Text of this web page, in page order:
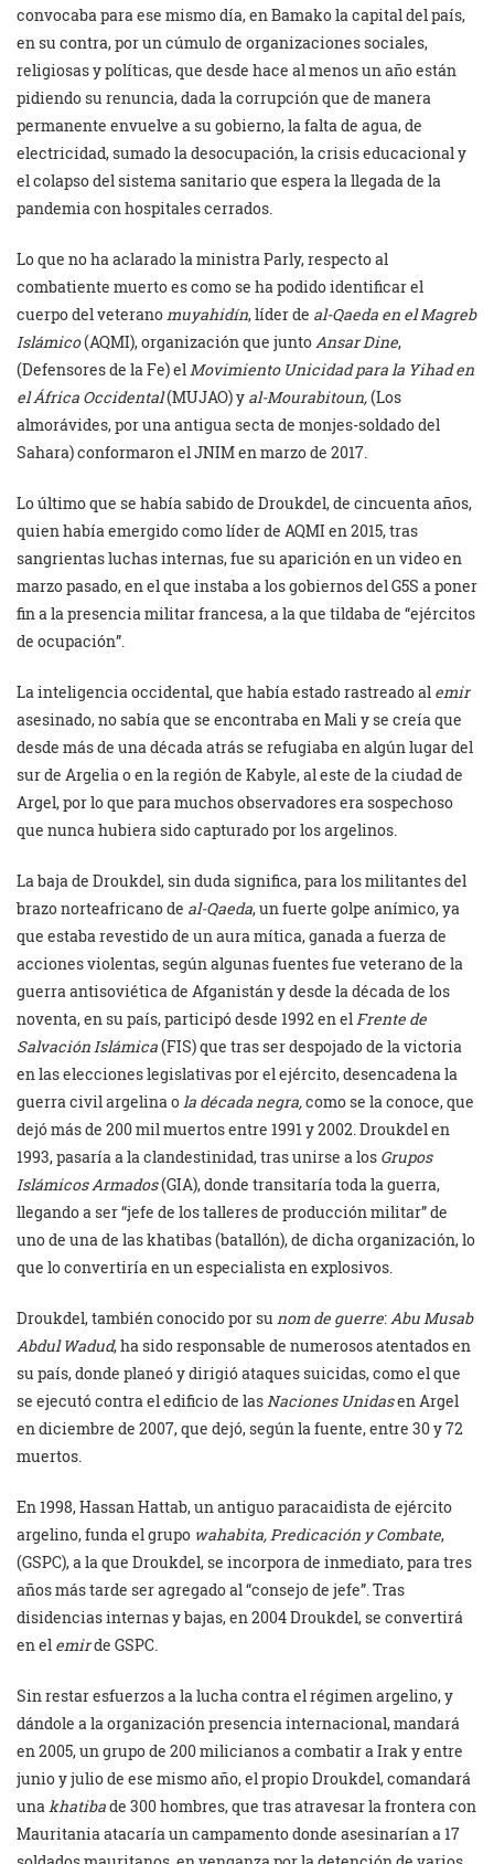
convocaba para ese mismo día, en Bamako la capital del país,
en su contra, por un cúmulo de organizaciones sociales,
religiosas y políticas, que desde hace al menos un año están
pidiendo su renuncia, dada la corrupción que de manera
permanente envuelve a su gobierno, la falta de agua, de
electricidad, sumado la desocupación, la crisis educacional y
el colapso del sistema sanitario que espera la llegada de la
pandemia con hospitales cerrados.
Lo que no ha aclarado la ministra Parly, respecto al
combatiente muerto es como se ha podido identificar el
cuerpo del veteranomuyahidín, líder de al-Qaeda en el Magreb
Islámico(AQMI), organización que juntoAnsar Dine,
(Defensores de la Fe) elMovimiento Unicidad para la Yihad en
el África Occidental(MUJAO) y al-Mourabitoun,(Los
almorávides, por una antigua secta de monjes-soldado del
Sahara) conformaron el JNIM en marzo de 2017.
Lo último que se había sabido de Droukdel, de cincuenta años,
quien había emergido como líder de AQMI en 2015, tras
sangrientas luchas internas, fue su aparición en un video en
marzo pasado, en el que instaba a los gobiernos del G5S a poner
fin a la presencia militar francesa, a la que tildaba de “ejércitos
de ocupación”.
La inteligencia occidental, que había estado rastreado al emir
asesinado, no sabía que se encontraba en Mali y se creía que
desde más de una década atrás se refugiaba en algún lugar del
sur de Argelia o en la región de Kabyle, al este de la ciudad de
Argel, por lo que para muchos observadores era sospechoso
que nunca hubiera sido capturado por los argelinos.
La baja de Droukdel, sin duda significa, para los militantes del
brazo norteafricano de al-Qaeda, un fuerte golpe anímico, ya
que estaba revestido de un aura mítica, ganada a fuerza de
acciones violentas, según algunas fuentes fue veterano de la
guerra antisoviética de Afganistán y desde la década de los
noventa, en su país, participó desde 1992 en elFrente de
Salvación Islámica(FIS) que tras ser despojado de la victoria
en las elecciones legislativas por el ejército, desencadena la
guerra civil argelina ola década negra,como se la conoce, que
dejó más de 200 mil muertos entre 1991 y 2002. Droukdel en
1993, pasaría a la clandestinidad, tras unirse a los Grupos
Islámicos Armados(GIA), donde transitaría toda la guerra,
llegando a ser “jefe de los talleres de producción militar” de
uno de una de las khatibas (batallón), de dicha organización, lo
que lo convertiría en un especialista en explosivos.
Droukdel, también conocido por su nom de guerre:Abu Musab
Abdul Wadud, ha sido responsable de numerosos atentados en
su país, donde planeó y dirigió ataques suicidas, como el que
se ejecutó contra el edificio de lasNaciones Unidasen Argel
en diciembre de 2007, que dejó, según la fuente, entre 30 y 72
muertos.
En 1998, Hassan Hattab, un antiguo paracaidista de ejército
argelino, funda el grupo wahabita, Predicación y Combate,
(GSPC), a la que Droukdel, se incorpora de inmediato, para tres
años más tarde ser agregado al “consejo de jefe”. Tras
disidencias internas y bajas, en 2004 Droukdel, se convertirá
en el emirde GSPC.
Sin restar esfuerzos a la lucha contra el régimen argelino, y
dándole a la organización presencia internacional, mandará
en 2005, un grupo de 200 milicianos a combatir a Irak y entre
junio y julio de ese mismo año, el propio Droukdel, comandará
unakhatibade 300 hombres, que tras atravesar la frontera con
Mauritania atacaría un campamento donde asesinarían a 17